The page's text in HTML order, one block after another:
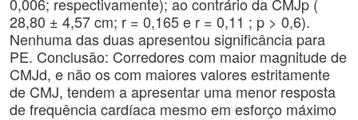
28,80 ± 4,57 cm; r = 0,165 e r = 0,11 ; p > 0,6).
Nenhuma das duas apresentou significância para
PE. Conclusão: Corredores com maior magnitude de
CMJd, e não os com maiores valores estritamente
de CMJ, tendem a apresentar uma menor resposta
de frequência cardíaca mesmo em esforço máximo